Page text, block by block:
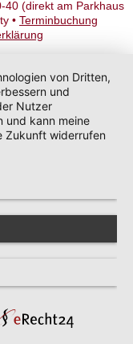
40 (direkt am Parkhaus
• Terminbuchung
von Dritten,
und
Nutzer
und kann meine
Zukunft widerrufen